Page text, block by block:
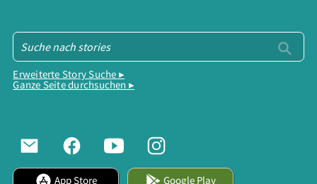
Erweiterte Story Suche ▸
Ganze Seite durchsuchen ▸
App Store Google Play